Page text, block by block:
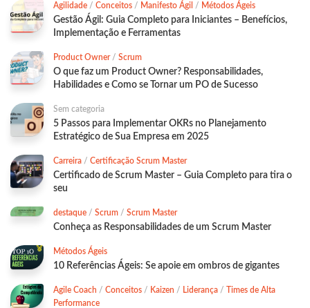
Agilidade / Conceitos / Manifesto Ágil / Métodos Ágeis
Gestão Ágil: Guia Completo para Iniciantes – Benefícios,
Implementação e Ferramentas
Product Owner/ Scrum
O que faz um Product Owner? Responsabilidades,
Habilidades e Como se Tornar um PO de Sucesso
Sem categoria
5 Passos para Implementar OKRs no Planejamento
Estratégico de Sua Empresa em 2025
Carreira / Certificação Scrum Master
Certificado de Scrum Master – Guia Completo para tira o
seu
destaque / Scrum / Scrum Master
Conheça as Responsabilidades de um Scrum Master
Métodos Ágeis
10 Referências Ágeis: Se apoie em ombros de gigantes
Agile Coach / Conceitos / Kaizen / Liderança / Times de Alta
Performance